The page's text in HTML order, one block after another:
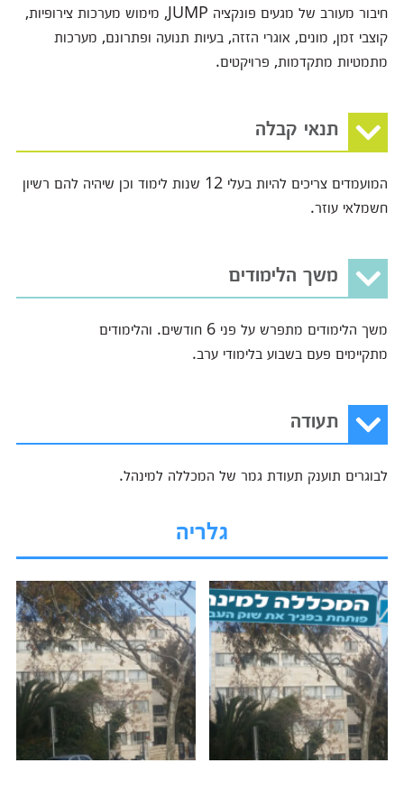
חיבור מעורב של מגעים פונקציה JUMP, מימוש מערכות צירופיות,
קוצבי זמן, מונים, אוגרי הזזה, בעיות תנועה ופתרונם, מערכות
מתמטיות מתקדמות, פרויקטים.
תנאי קבלה
המועמדים צריכים להיות בעלי 12 שנות לימוד וכן שיהיה להם רשיון
חשמלאי עוזר.
משך הלימודים
משך הלימודים מתפרש על פני 6 חודשים. והלימודים
מתקיימים פעם בשבוע בלימודי ערב.
תעודה
לבוגרים תוענק תעודת גמר של המכללה למינהל.
גלריה